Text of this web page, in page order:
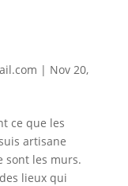
| Nov 20,
ce que les
artisane
sont les murs.
lieux qui